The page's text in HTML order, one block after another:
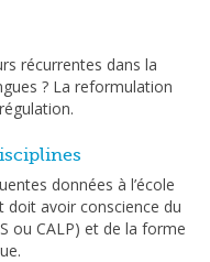
récurrentes dans la
? La reformulation
données à l’école
doit avoir conscience du
ou CALP) et de la forme